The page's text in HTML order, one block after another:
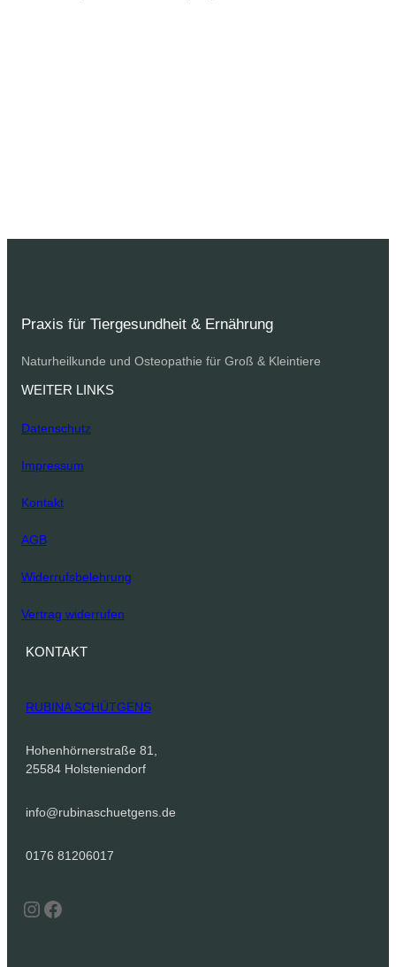
Praxis für Tiergesundheit & Ernährung
Naturheilkunde und Osteopathie für Groß & Kleintiere
WEITER LINKS
Datenschutz
Impressum
Kontakt
AGB
Widerrufsbelehrung
Vertrag widerrufen
KONTAKT
RUBINA SCHÜTGENS
Hohenhörnerstraße 81,
25584 Holsteniendorf
info@rubinaschuetgens.de
0176 81206017
Instagram Facebook